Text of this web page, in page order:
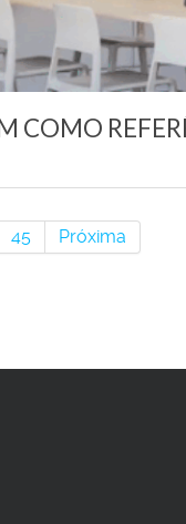
COMO
45 Próxima